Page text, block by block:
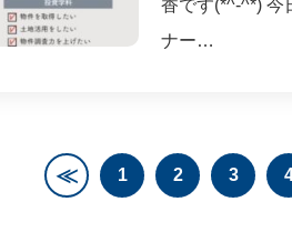
香です(*^-^*) 今
ナー…
≪ 1 2 3